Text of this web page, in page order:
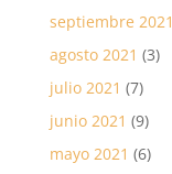
septiembre 2021
agosto 2021 (3)
julio 2021 (7)
junio 2021 (9)
mayo 2021 (6)